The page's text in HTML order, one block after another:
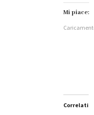
su
(Si
in
Mi piace:
Correlati